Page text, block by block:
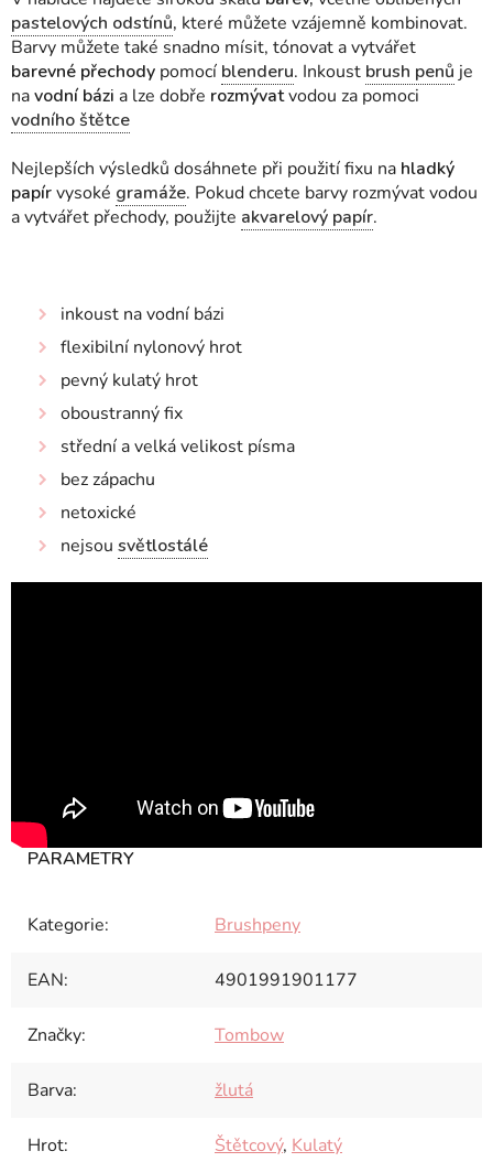
pastelových odstínů, které můžete vzájemně kombinovat.
Barvy můžete také snadno mísit, tónovat a vytvářet
barevné přechody pomocí blenderu. Inkoust brush penů je
navodní bázi a lze dobře rozmývatvodou za pomoci
vodního štětce
Nejlepších výsledků dosáhnete při použití fixu na hladký
papírvysoké gramáže. Pokud chcete barvy rozmývat vodou
a vytvářet přechody, použijte akvarelový papír.
inkoust na vodní bázi
flexibilní nylonový hrot
pevný kulatý hrot
oboustranný fix
střední a velká velikost písma
bez zápachu
netoxické
nejsou světlostálé
Kategorie: Brushpeny
EAN: 4901991901177
Značky: Tombow
Barva: žlutá
Hrot: Štětcový, Kulatý